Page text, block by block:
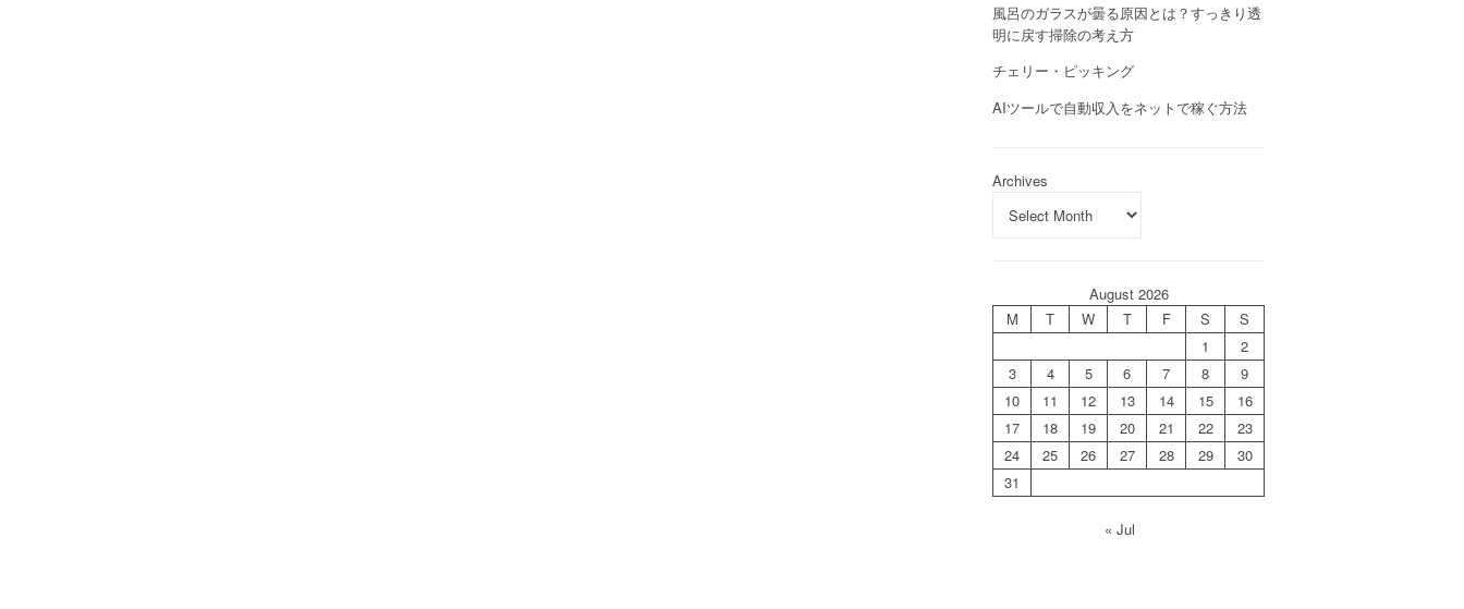
風呂のガラスが曇る原因とは？すっきり透
明に戻す掃除の考え方
チェリー・ピッキング
AIツールで自動収入をネットで稼ぐ方法
Archives
August 2026
M
T W T F S
S
1
2
3
4 5 6 7 8
9
10
11 12 13 14 15
16
17
18 19 20 21 22
23
24
25 26 27 28 29
30
31
« Jul